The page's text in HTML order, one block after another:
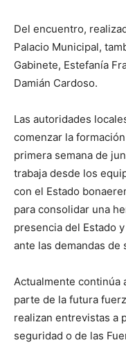
Del encuentro,
Palacio Municipal,
Gabinete, Estefanía
Damián Cardoso.
Las autoridades
comenzar la
primera semana de
trabaja desde los
con el Estado
para consolidar una
presencia del Estado
ante las demandas de
Actualmente continúa
parte de la futura
realizan entrevistas a
seguridad o de las